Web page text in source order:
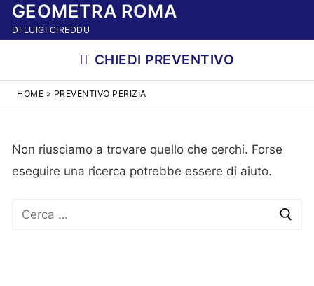
VaiGEOMETRA ROMA
DI LUIGI CIREDDU
CHIEDI PREVENTIVO
HOME » PREVENTIVO PERIZIA
Non riusciamo a trovare quello che cerchi. Forse
eseguire una ricerca potrebbe essere di aiuto.
Cerca: